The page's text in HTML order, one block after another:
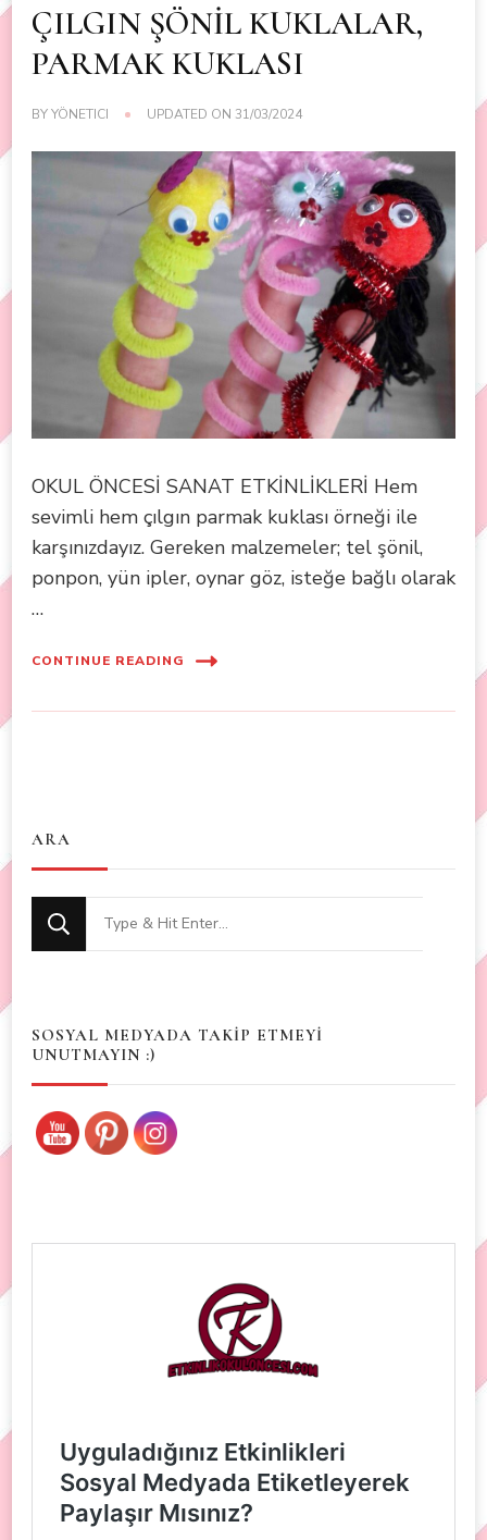
ÇILGIN ŞÖNİL KUKLALAR,
PARMAK KUKLASI
BYYÖNETICI UPDATED ON 31/03/2024
OKUL ÖNCESİ SANAT ETKİNLİKLERİ Hem
sevimli hem çılgın parmak kuklası örneği ile
karşınızdayız. Gereken malzemeler; tel şönil,
ponpon, yün ipler, oynar göz, isteğe bağlı olarak
…
CONTINUE READING
ARA
Looking
for
SOSYAL MEDYADA TAKİP ETMEYİ
UNUTMAYIN :)